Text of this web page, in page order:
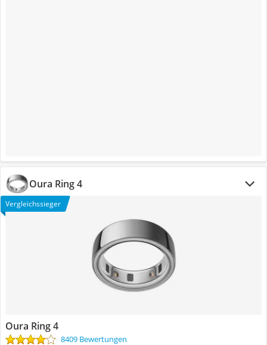
Oura Ring 4
Vergleichssieger
Oura Ring 4
8409 Bewertungen